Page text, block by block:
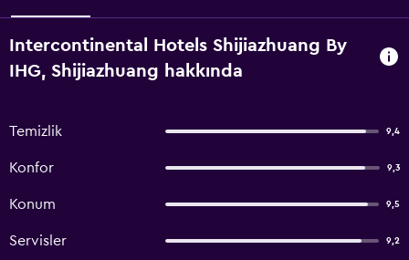
Intercontinental Hotels Shijiazhuang By
IHG, Shijiazhuang hakkında
Temizlik 9,4
Konfor 9,3
Konum 9,5
Servisler 9,2